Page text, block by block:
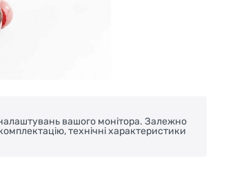
налаштувань вашого монітора. Залежно
технічні характеристики